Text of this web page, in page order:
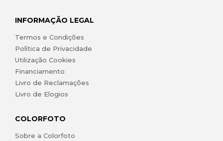
INFORMAÇÃO LEGAL
Termos e Condições
Política de Privacidade
Utilização Cookies
Financiamento
Livro de Reclamações
Livro de Elogios
COLORFOTO
Sobre a Colorfoto